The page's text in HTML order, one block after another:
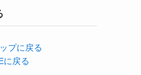
プに戻る
に戻る